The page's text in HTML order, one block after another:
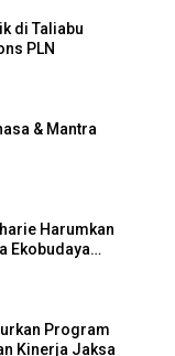
di Taliabu
PLN
& Mantra
Harumkan
Ekobudaya
Program
Kinerja Jaksa